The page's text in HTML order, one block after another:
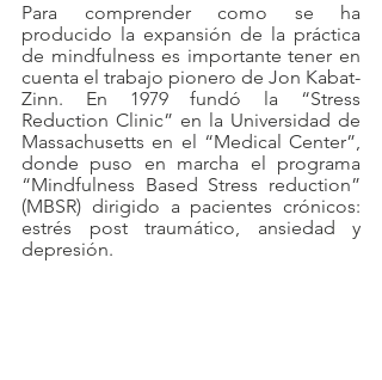
Para comprender como se ha
producido la expansión de la práctica
de mindfulness es importante tener en
cuenta el trabajo pionero de Jon Kabat-
Zinn. En 1979 fundó la “Stress
Reduction Clinic” en la Universidad de
Massachusetts en el “Medical Center”,
donde puso en marcha el programa
“Mindfulness Based Stress reduction”
(MBSR) dirigido a pacientes crónicos:
estrés post traumático, ansiedad y
depresión.